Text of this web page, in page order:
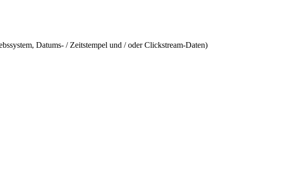
Datums- / Zeitstempel und / oder Clickstream-Daten)